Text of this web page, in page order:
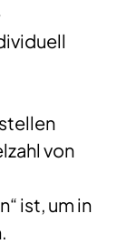
von
ist, um in